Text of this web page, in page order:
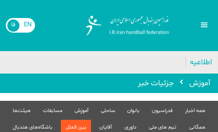
EN فا
اطلاعیه
آموزش
جزئیات خبر
همه اخبار فدراسیون بانوان ساحلی آموزش مسابقات هیئت‌ها
همگانی تیم های ملی داوری آقایان بین الملل باشگاه‌های هندبال